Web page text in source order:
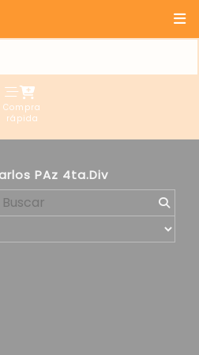
Compra
rápida
PAz 4ta.Div